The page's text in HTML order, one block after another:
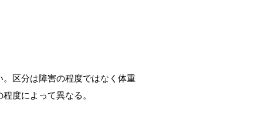
区分は障害の程度ではなく体重
度によって異なる。